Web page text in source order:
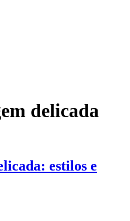
delicada
estilos e